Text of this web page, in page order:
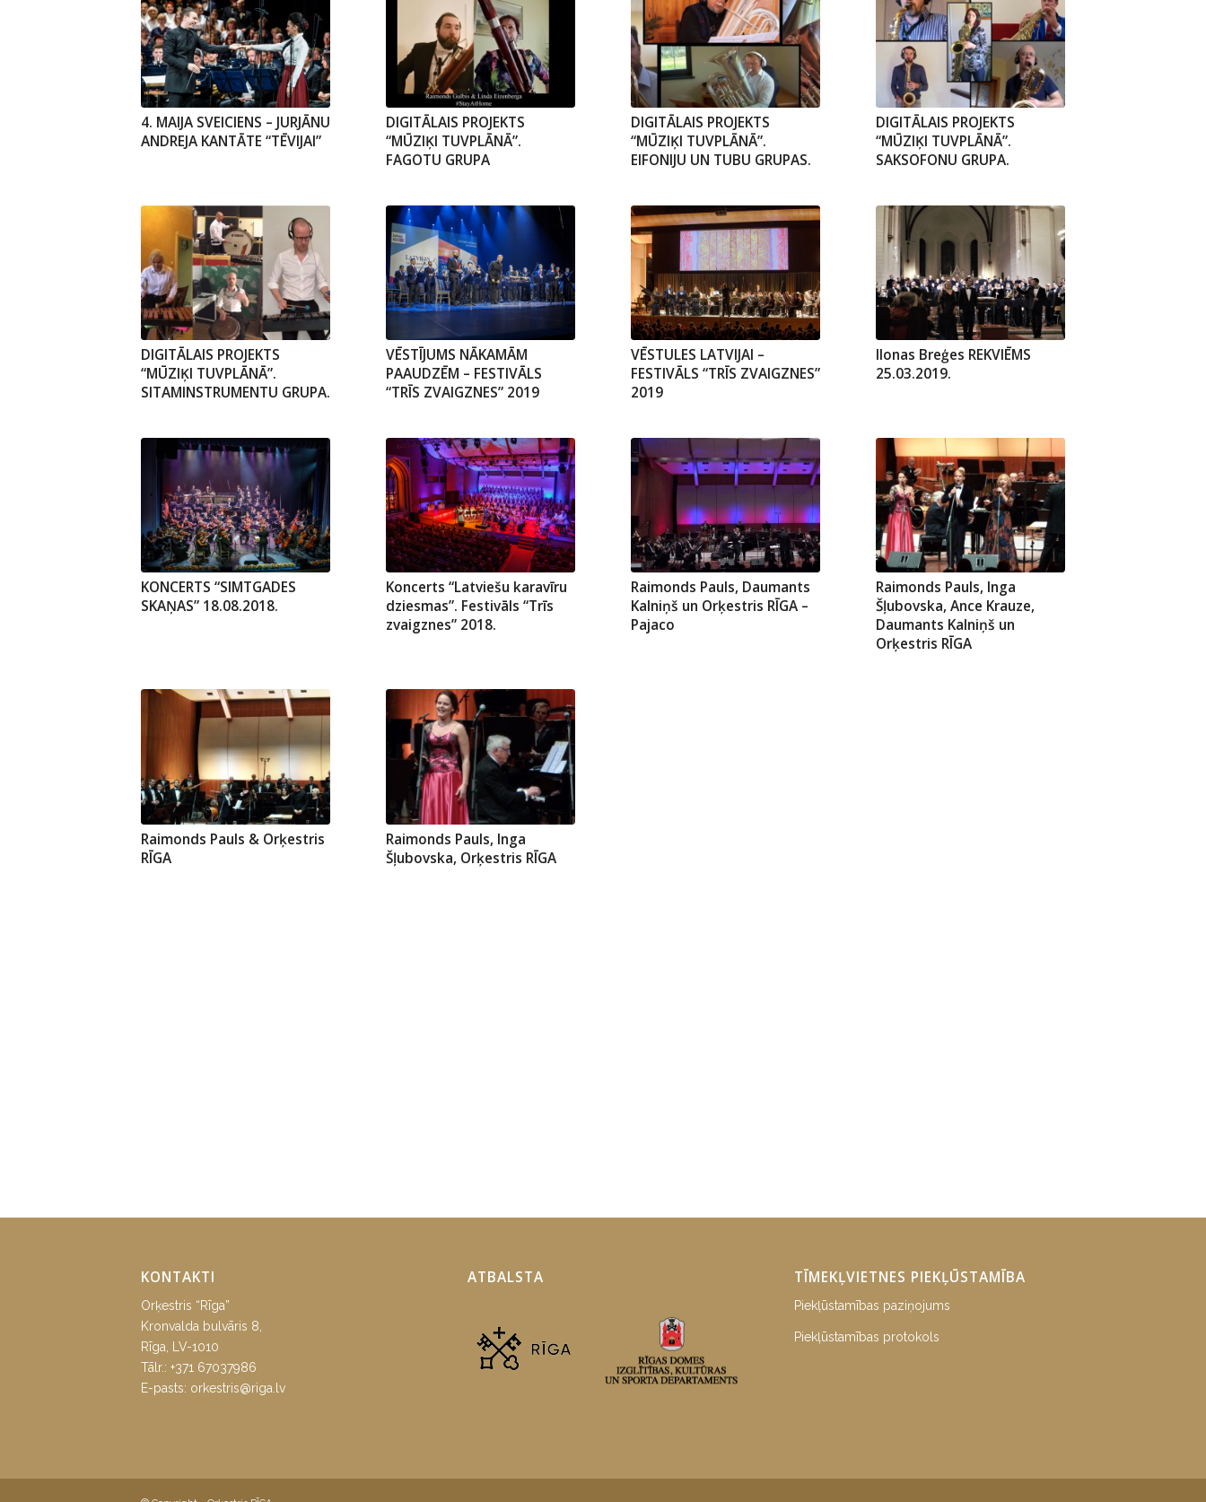
4. MAIJA SVEICIENS – JURJĀNU
ANDREJA KANTĀTE “TĒVIJAI”
DIGITĀLAIS PROJEKTS
“MŪZIĶI TUVPLĀNĀ”.
FAGOTU GRUPA
DIGITĀLAIS PROJEKTS
“MŪZIĶI TUVPLĀNĀ”.
EIFONIJU UN TUBU GRUPAS.
DIGITĀLAIS PROJEKTS
“MŪZIĶI TUVPLĀNĀ”.
SAKSOFONU GRUPA.
DIGITĀLAIS PROJEKTS
“MŪZIĶI TUVPLĀNĀ”.
SITAMINSTRUMENTU GRUPA.
VĒSTĪJUMS NĀKAMĀM
PAAUDZĒM – FESTIVĀLS
“TRĪS ZVAIGZNES” 2019
VĒSTULES LATVIJAI –
FESTIVĀLS “TRĪS ZVAIGZNES”
2019
Ilonas Breģes REKVIĒMS
25.03.2019.
KONCERTS “SIMTGADES
SKAŅAS” 18.08.2018.
Koncerts “Latviešu karavīru
dziesmas”. Festivāls “Trīs
zvaigznes” 2018.
Raimonds Pauls, Daumants
Kalniņš un Orķestris RĪGA –
Pajaco
Raimonds Pauls, Inga
Šļubovska, Ance Krauze,
Daumants Kalniņš un
Orķestris RĪGA
Raimonds Pauls & Orķestris
RĪGA
Raimonds Pauls, Inga
Šļubovska, Orķestris RĪGA
KONTAKTI
Orķestris “Rīga”
Kronvalda bulvāris 8,
Rīga, LV-1010
Tālr.: +371 67037986
E-pasts: orkestris@riga.lv
ATBALSTA TĪMEKĻVIETNES PIEKĻŪSTAMĪBA
Piekļūstamības paziņojums
Piekļūstamības protokols